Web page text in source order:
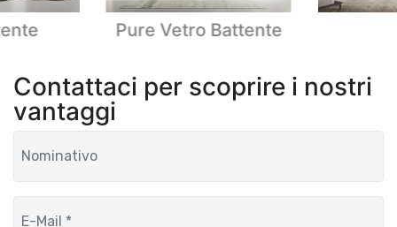
Pure Vetro Battente
Contattaci per scoprire i nostri
vantaggi